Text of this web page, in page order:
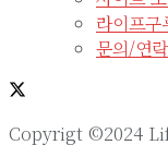
라이프
문의/연
Copyrigt ©2024